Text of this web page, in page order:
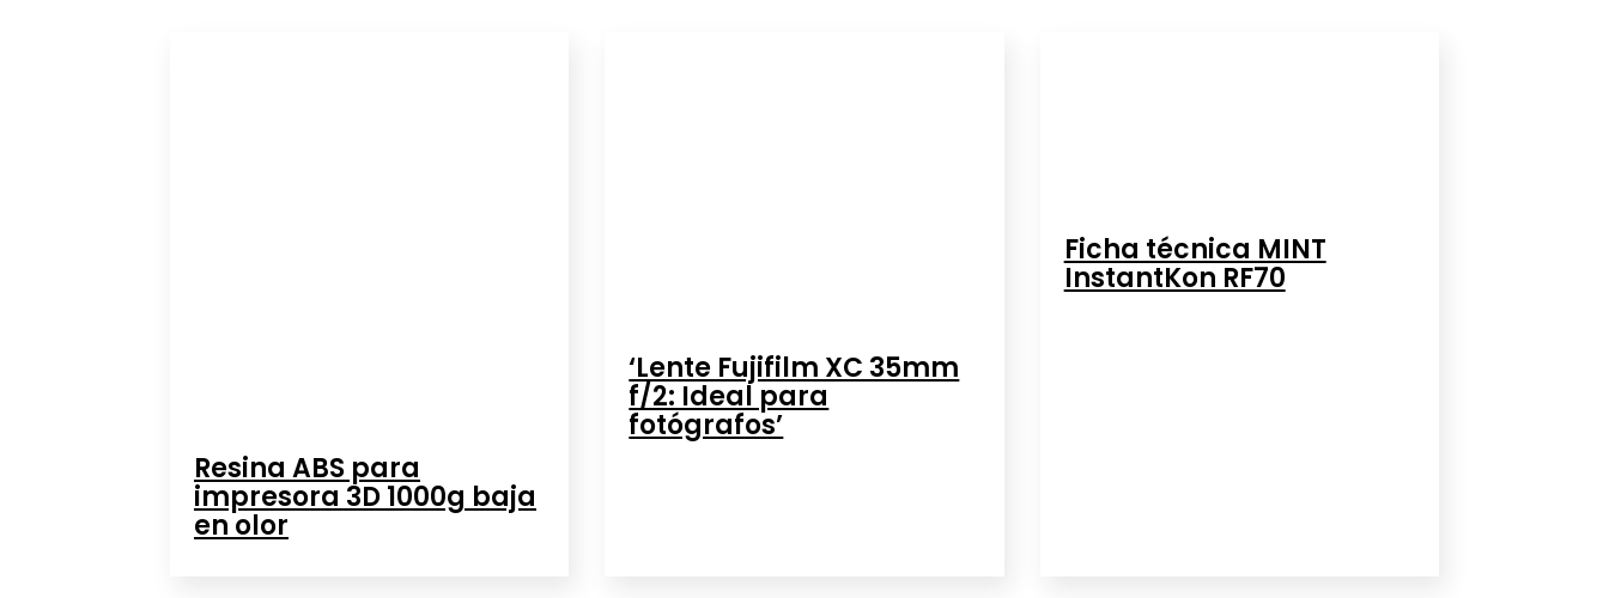
Resina ABS para
impresora 3D 1000g baja
en olor
‘Lente Fujifilm XC 35mm
f/2: Ideal para
fotógrafos’
Ficha técnica MINT
InstantKon RF70